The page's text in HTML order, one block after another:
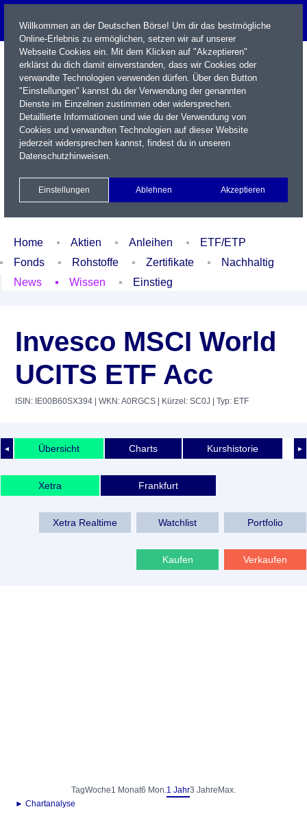
Name / WKN / ISIN / Kürzel
Xetra Realtime
Watchlist Portfolio Login
Home Aktien Anleihen
ETF/ETP
Fonds
Rohstoffe Zertifikate
Nachhaltig
News
Wissen Einstieg
Invesco MSCI World
UCITS ETF Acc
ISIN: IE00B60SX394 | WKN: A0RGCS | Kürzel: SC0J | Typ: ETF
◄ ►
Übersicht Charts Kurshistorie
Xetra Frankfurt
Xetra Realtime Watchlist Portfolio
Kaufen Verkaufen
TagWoche1 Monat6 Mon.1 Jahr3 Jahre Max.
► Chartanalyse
Willkommen an der Deutschen Börse! Um dir das bestmögliche
Online-Erlebnis zu ermöglichen, setzen wir auf unserer
Webseite Cookies ein. Mit dem Klicken auf "Akzeptieren"
erklärst du dich damit einverstanden, dass wir Cookies oder
verwandte Technologien verwenden dürfen. Über den Button
"Einstellungen" kannst du der Verwendung der genannten
Dienste im Einzelnen zustimmen oder widersprechen.
Detaillierte Informationen und wie du der Verwendung von
Cookies und verwandten Technologien auf dieser Website
jederzeit widersprechen kannst, findest du in unseren
Datenschutzhinweisen.
Einstellungen Ablehnen Akzeptieren